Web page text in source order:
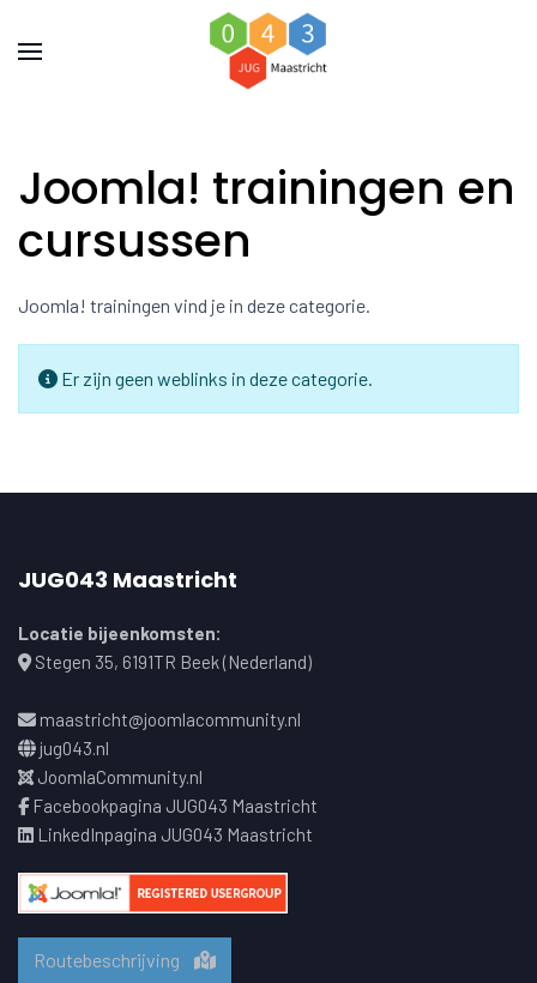
Joomla! trainingen en
cursussen
Joomla! trainingen vind je in deze categorie.
Informatie
Er zijn geen weblinks in deze categorie.
JUG043 Maastricht
Locatie bijeenkomsten:
Stegen 35, 6191TR Beek (Nederland)
maastricht@joomlacommunity.nl
jug043.nl
JoomlaCommunity.nl
Facebookpagina JUG043 Maastricht
LinkedInpagina JUG043 Maastricht
Routebeschrijving